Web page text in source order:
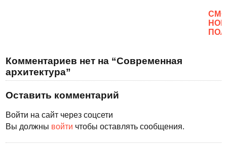
Комментариев нет на “Современная
архитектура”
Оставить комментарий
Войти на сайт через соцсети
Вы должны войти чтобы оставлять сообщения.